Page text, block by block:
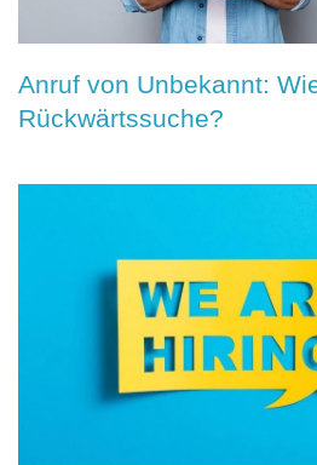
Anruf von Unbekannt:
Rückwärtssuche?